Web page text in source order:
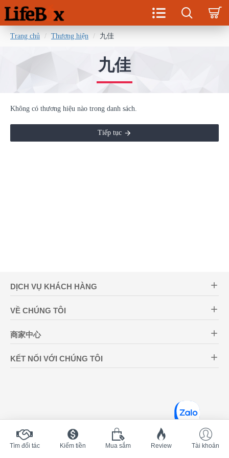
Trang chủ Thương hiện 九佳
九佳
Không có thương hiệu nào trong danh sách.
Tiếp tục
DỊCH VỤ KHÁCH HÀNG
VỀ CHÚNG TÔI
商家中心
KẾT NỐI VỚI CHÚNG TÔI
Tìm đối tác Kiếm tiền Mua sắm Review Tài khoản